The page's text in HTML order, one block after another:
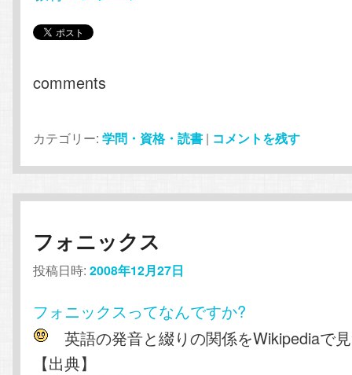
comments
カテゴリー: 学問・資格・読書 | コメントを残す
フォニックス
投稿日時:2008年12月27日
フォニックスってなんですか?
英語の発音と綴りの関係をWikipediaで
【出典】